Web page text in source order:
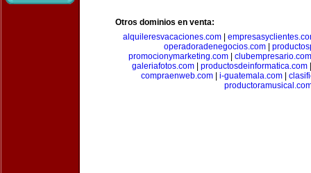
Otros dominios en venta:
alquileresvacaciones.com|
operadoradenegocios.com|
promocionymarketing.com| clubempresario.com
galeriafotos.com
productosdeinformatica.com
compraenweb.com| i-guatemala.com|